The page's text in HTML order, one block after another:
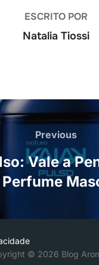
ESCRITO POR
Natalia Tiossi
Previous
Previous
Vale a
Perfume
© 2026 Blog